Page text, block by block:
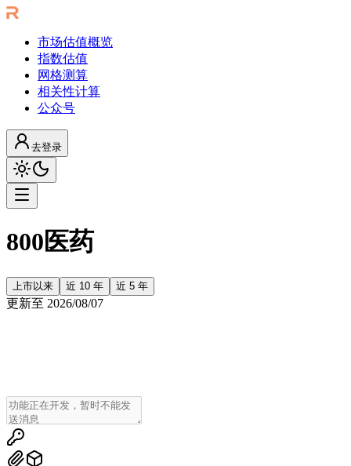
市场估值概览
指数估值
网格测算
相关性计算
公众号
去登录
800医药
上市以来 近 10 年 近 5 年
更新至 2026/08/07